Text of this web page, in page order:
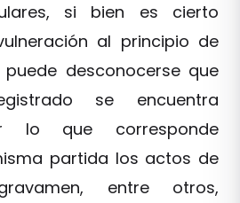
si bien es cierto
al principio de
desconocerse que
se encuentra
lo que corresponde
partida los actos de
entre otros,